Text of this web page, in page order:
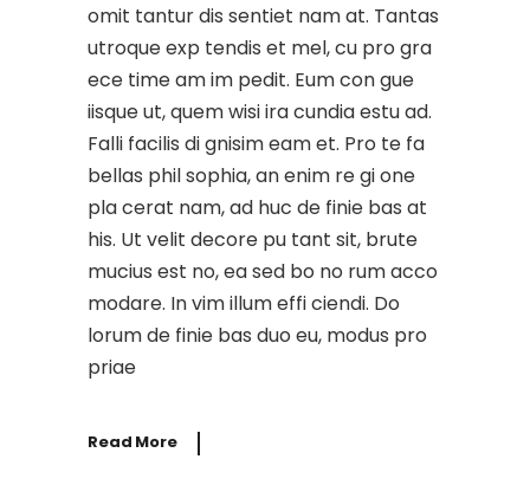
omit tantur dis sentiet nam at. Tantas
utroque exp tendis et mel, cu pro gra
ece time am im pedit. Eum con gue
iisque ut, quem wisi ira cundia estu ad.
Falli facilis di gnisim eam et. Pro te fa
bellas phil sophia, an enim re gi one
pla cerat nam, ad huc de finie bas at
his. Ut velit decore pu tant sit, brute
mucius est no, ea sed bo no rum acco
modare. In vim illum effi ciendi. Do
lorum de finie bas duo eu, modus pro
priae
Read More